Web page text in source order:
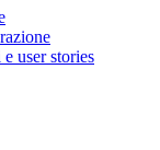
user stories